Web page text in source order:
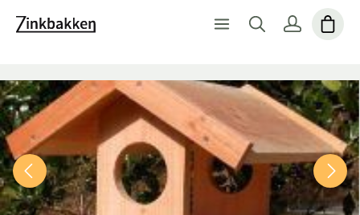
Spring over billedgalleri